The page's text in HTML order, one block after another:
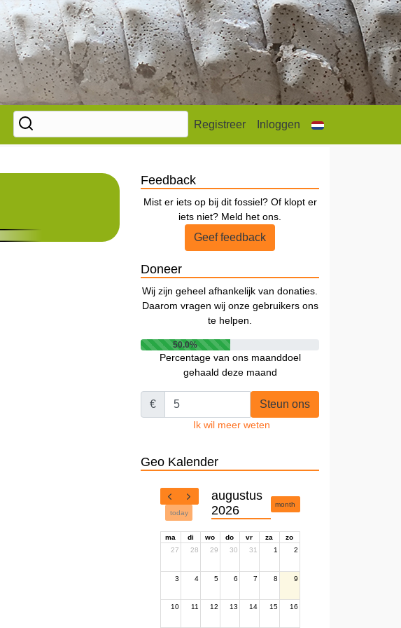
Registreer Inloggen
Feedback
Mist er iets op bij dit fossiel? Of klopt er
iets niet? Meld het ons.
Geef feedback
Doneer
Wij zijn geheel afhankelijk van donaties.
Daarom vragen wij onze gebruikers ons
te helpen.
50.0%
Percentage van ons maanddoel
gehaald deze maand
€ Steun ons
Ik wil meer weten
Geo Kalender
today
augustus
2026
month
ma di wo do vr za
zo
27
28 29 30 31 1 2
3 4 5 6 7 8 9
10 11 12 13 14 15 16